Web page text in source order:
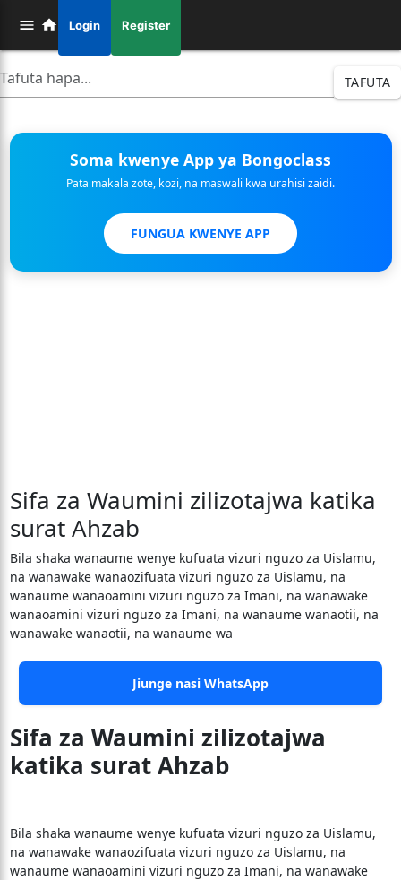
Login Register
TAFUTA
Soma kwenye App ya Bongoclass
Pata makala zote, kozi, na maswali kwa urahisi zaidi.
FUNGUA KWENYE APP
Sifa za Waumini zilizotajwa katika
surat Ahzab
Bila shaka wanaume wenye kufuata vizuri nguzo za Uislamu,
na wanawake wanaozifuata vizuri nguzo za Uislamu, na
wanaume wanaoamini vizuri nguzo za Imani, na wanawake
wanaoamini vizuri nguzo za Imani, na wanaume wanaotii, na
wanawake wanaotii, na wanaume wa
Jiunge nasi WhatsApp
Sifa za Waumini zilizotajwa
katika surat Ahzab
Bila shaka wanaume wenye kufuata vizuri nguzo za Uislamu,
na wanawake wanaozifuata vizuri nguzo za Uislamu, na
wanaume wanaoamini vizuri nguzo za Imani, na wanawake